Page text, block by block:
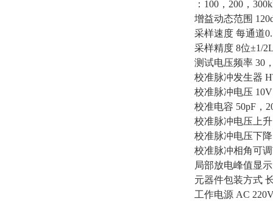
：100，200，
增益动态范围
采样速度 每通道
采样精度 8位±1/
测试电压频率 30
校准脉冲发生器
校准脉冲电压
校准电容 50pF，
校准脉冲电压上
校准脉冲电压下
校准脉冲相角可
局部放电峰值显
元器件包装方式
工作电源 AC